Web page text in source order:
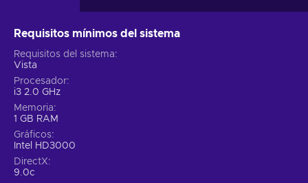
Requisitos mínimos del sistema
Requisitos del sistema
Vista
Procesador
i3 2.0 GHz
Memoria
1 GB RAM
Gráficos
Intel HD3000
DirectX
9.0c